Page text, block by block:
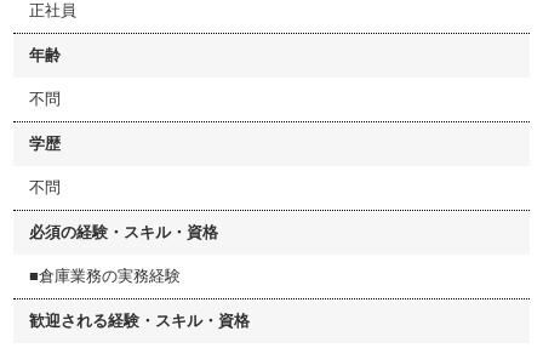
正社員
年齢
不問
学歴
不問
必須の経験・スキル・資格
■倉庫業務の実務経験
歓迎される経験・スキル・資格